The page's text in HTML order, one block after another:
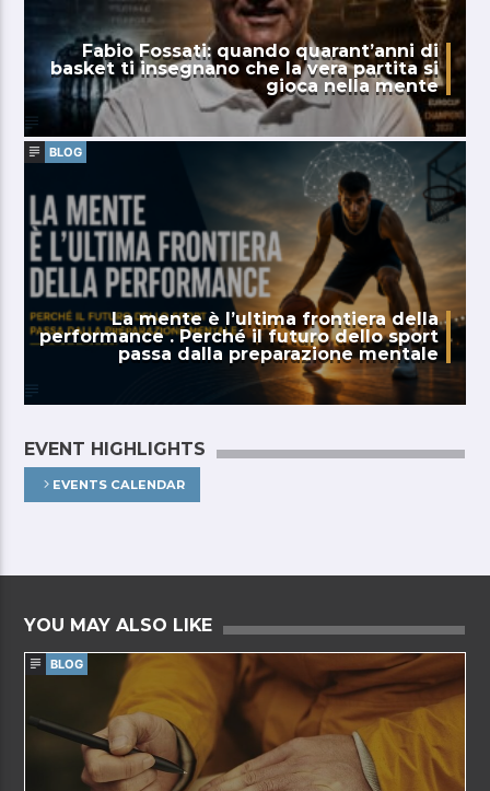
Fabio Fossati: quando quarant’anni di
basket ti insegnano che la vera partita si
gioca nella mente
BLOG
La mente è l’ultima frontiera della
performance . Perché il futuro dello sport
passa dalla preparazione mentale
EVENT HIGHLIGHTS
EVENTS CALENDAR
YOU MAY ALSO LIKE
BLOG